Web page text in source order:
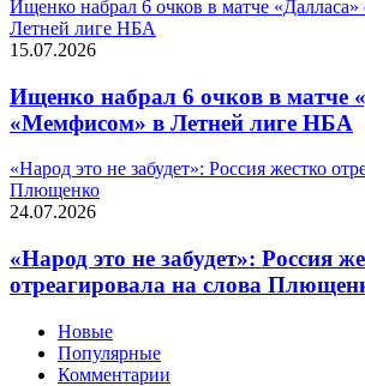
Ищенко набрал 6 очков в матче
Летней лиге НБА
15.07.2026
Ищенко набрал 6 очков в матче
«Мемфисом» в Летней лиге НБА
«Народ это не забудет»: Россия жестко
Плющенко
24.07.2026
«Народ это не забудет»: Россия
отреагировала на слова
Новые
Популярные
Комментарии